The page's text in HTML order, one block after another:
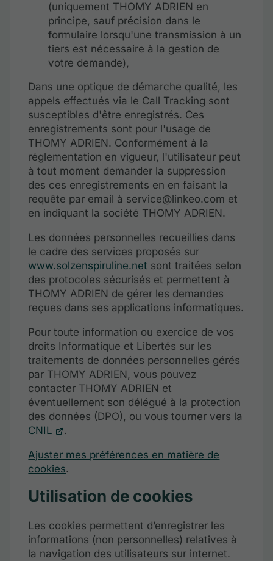
(uniquement THOMY ADRIEN en
principe, sauf précision dans le
formulaire lorsqu'une transmission à un
tiers est nécessaire à la gestion de
votre demande),
Dans une optique de démarche qualité, les
appels effectués via le Call Tracking sont
susceptibles d'être enregistrés. Ces
enregistrements sont pour l'usage de
THOMY ADRIEN. Conformément à la
réglementation en vigueur, l'utilisateur peut
à tout moment demander la suppression
des ces enregistrements en en faisant la
requête par email à service@linkeo.com et
en indiquant la société THOMY ADRIEN.
Les données personnelles recueillies dans
le cadre des services proposés sur
www.solzenspiruline.net sont traitées selon
des protocoles sécurisés et permettent à
THOMY ADRIEN de gérer les demandes
reçues dans ses applications informatiques.
Pour toute information ou exercice de vos
droits Informatique et Libertés sur les
traitements de données personnelles gérés
par THOMY ADRIEN, vous pouvez
contacter THOMY ADRIEN et
éventuellement son délégué à la protection
des données (DPO), ou vous tourner vers la
CNIL
.
Ajuster mes préférences en matière de
cookies.
Utilisation de cookies
Les cookies permettent d’enregistrer les
informations (non personnelles) relatives à
la navigation des utilisateurs sur internet.